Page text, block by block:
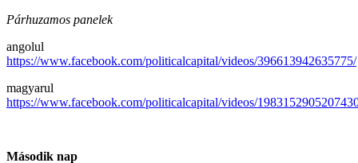
Párhuzamos panelek
angolul
https://www.facebook.com/politicalcapital/videos/396613942635775/
magyarul
https://www.facebook.com/politicalcapital/videos/
Második nap